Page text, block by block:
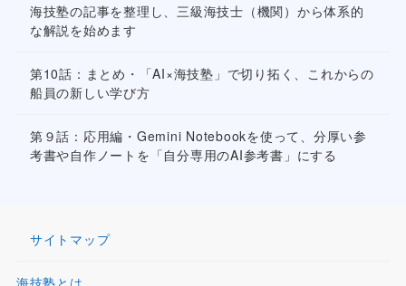
海技塾の記事を整理し、三級海技士（機関）から体系的
な解説を始めます
第10話：まとめ・「AI×海技塾」で切り拓く、これからの
船員の新しい学び方
第９話：応用編・Gemini Notebookを使って、分厚い参
考書や自作ノートを「自分専用のAI参考書」にする
サイトマップ